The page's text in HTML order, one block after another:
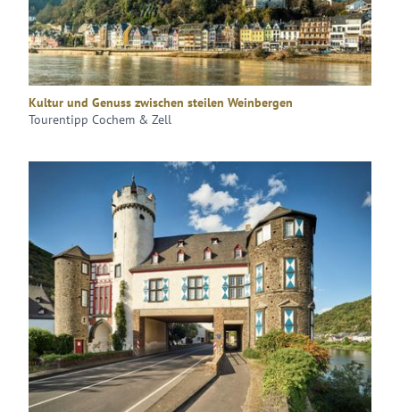
Kultur und Genuss zwischen steilen Weinbergen
Tourentipp Cochem & Zell